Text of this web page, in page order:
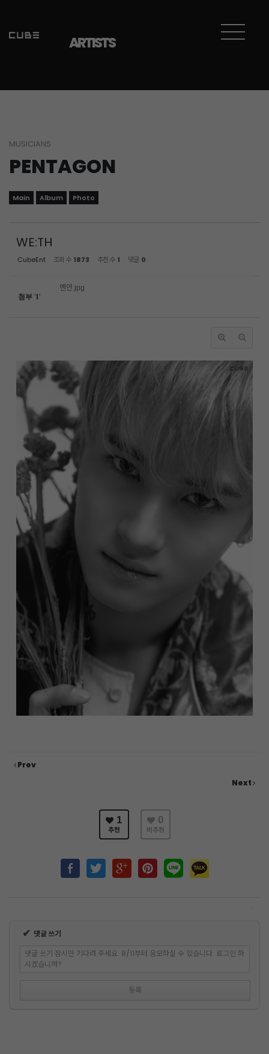
ARTISTS
MUSICIANS
PENTAGON
Main Album Photo
WE:TH
CubeEnt 조회 수 1873 추천 수 1 댓글 0
첨부 '1'
옌안.jpg
Prev
Next
1
추천
0
비추천
✔ 댓글 쓰기
댓글 쓰기 잠시만 기다려 주세요. 8/11부터 응모하실 수 있습니다. 로그인 하
시겠습니까?